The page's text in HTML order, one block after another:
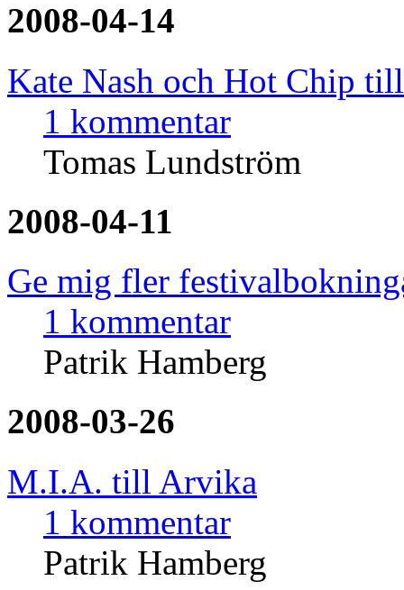
2008-04-14
Kate Nash och Hot Chip
1 kommentar
Tomas Lundström
2008-04-11
Ge mig fler
1 kommentar
Patrik Hamberg
2008-03-26
M.I.A. till Arvika
1 kommentar
Patrik Hamberg